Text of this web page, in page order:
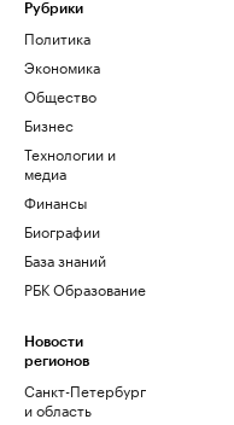
Рубрики
Политика
Экономика
Общество
Бизнес
Технологии и
медиа
Финансы
Биографии
База знаний
РБК Образование
Новости
регионов
Санкт-Петербург
и область